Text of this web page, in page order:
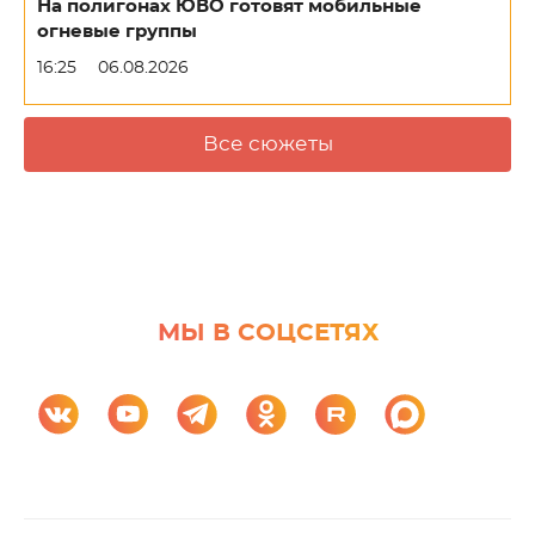
На полигонах ЮВО готовят мобильные
огневые группы
16:25 06.08.2026
Все сюжеты
МЫ В СОЦСЕТЯХ